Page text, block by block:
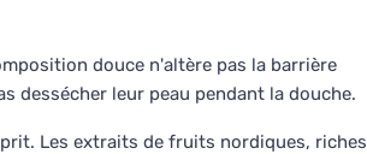
douce n'altère pas la barrière
dessécher leur peau pendant la douche.
Les extraits de fruits nordiques, riches